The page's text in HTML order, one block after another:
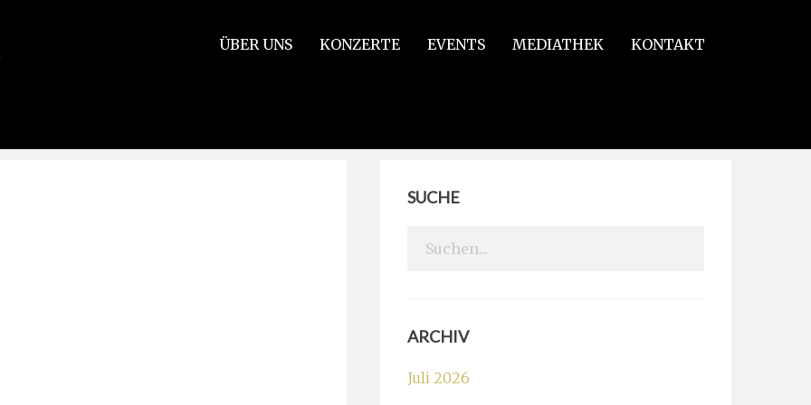
ÜBER UNS KONZERTE EVENTS MEDIATHEK KONTAKT
SUCHE
Search
ARCHIV
Juli 2026